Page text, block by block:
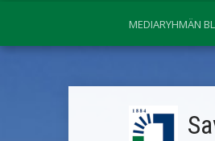
MEDIARYHMÄN